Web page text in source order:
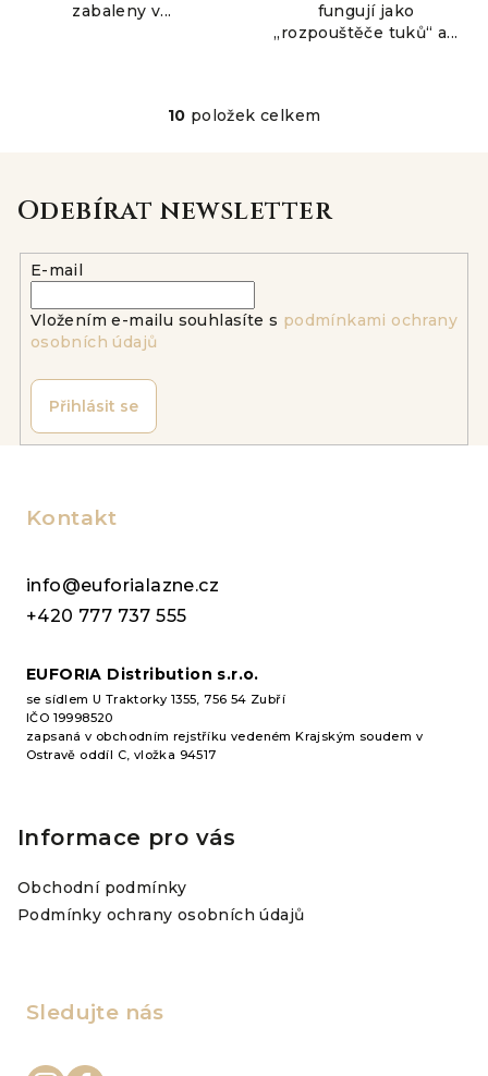
zabaleny v...
fungují jako
„rozpouštěče tuků“ a...
O
á
d
a
c
í
p
v
10 položek celkem
Odebírat newsletter
E-mail
Vložením e-mailu souhlasíte s podmínkami ochrany
osobních údajů
Přihlásit se
Kontakt
info@euforialazne.cz
+420 777 737 555
EUFORIA Distribution s.r.o.
se sídlem U Traktorky 1355, 756 54 Zubří
IČO 19998520
zapsaná v obchodním rejstříku vedeném Krajským soudem v
Ostravě oddíl C, vložka 94517
Informace pro vás
Obchodní podmínky
Podmínky ochrany osobních údajů
Sledujte nás